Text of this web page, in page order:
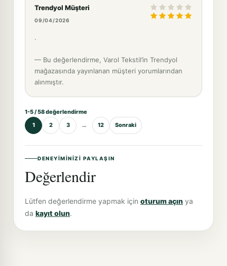
Trendyol Müşteri
09/04/2026
.
— Bu değerlendirme, Varol Tekstil’in Trendyol
mağazasında yayınlanan müşteri yorumlarından
alınmıştır.
1-5 / 58 değerlendirme
1
2 3 … 12 Sonraki
DENEYIMINIZI PAYLAŞIN
Değerlendir
Lütfen değerlendirme yapmak için oturum açın ya
da kayıt olun.